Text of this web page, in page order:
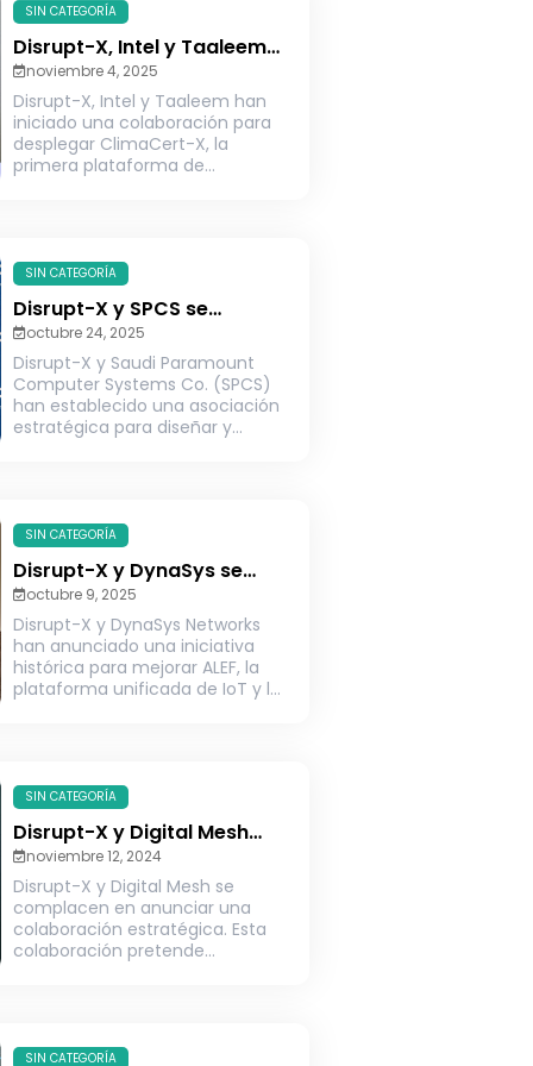
SIN CATEGORÍA
Disrupt-X, Intel y Taaleem
colaboran en
certificaciones basadas en
IA para escuelas más
seguras e inteligentes
noviembre 4, 2025
Disrupt-X, Intel y Taaleem han
iniciado una colaboración para
desplegar ClimaCert-X, la
primera plataforma de
SIN CATEGORÍA
Disrupt-X y SPCS se
asocian para impulsar la
transformación digital en
Arabia Saudí
octubre 24, 2025
Disrupt-X y Saudi Paramount
Computer Systems Co. (SPCS)
han establecido una asociación
estratégica para diseñar y
SIN CATEGORÍA
Disrupt-X y DynaSys se
alían para desarrollar una
infraestructura en Pakistán
que dé soporte a 40
millones de contadores de
agua inteligentes
octubre 9, 2025
Disrupt-X y DynaSys Networks
han anunciado una iniciativa
histórica para mejorar ALEF, la
plataforma unificada de IoT y la
SIN CATEGORÍA
Disrupt-X y Digital Mesh
anuncian una asociación
estratégica para ofrecer
soluciones innovadoras de
IoT como servicio
noviembre 12, 2024
Disrupt-X y Digital Mesh se
complacen en anunciar una
colaboración estratégica. Esta
colaboración pretende
SIN CATEGORÍA